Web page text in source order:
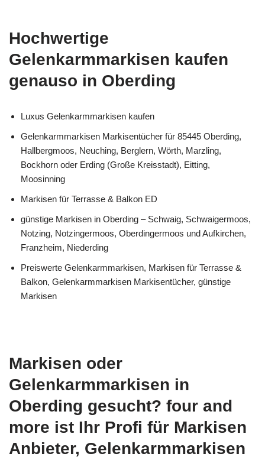
Hochwertige
Gelenkarmmarkisen kaufen
genauso in Oberding
Luxus Gelenkarmmarkisen kaufen
Gelenkarmmarkisen Markisentücher für 85445 Oberding,
Hallbergmoos, Neuching, Berglern, Wörth, Marzling,
Bockhorn oder Erding (Große Kreisstadt), Eitting,
Moosinning
Markisen für Terrasse & Balkon ED
günstige Markisen in Oberding – Schwaig, Schwaigermoos,
Notzing, Notzingermoos, Oberdingermoos und Aufkirchen,
Franzheim, Niederding
Preiswerte Gelenkarmmarkisen, Markisen für Terrasse &
Balkon, Gelenkarmmarkisen Markisentücher, günstige
Markisen
Markisen oder
Gelenkarmmarkisen in
Oberding gesucht? four and
more ist Ihr Profi für Markisen
Anbieter, Gelenkarmmarkisen